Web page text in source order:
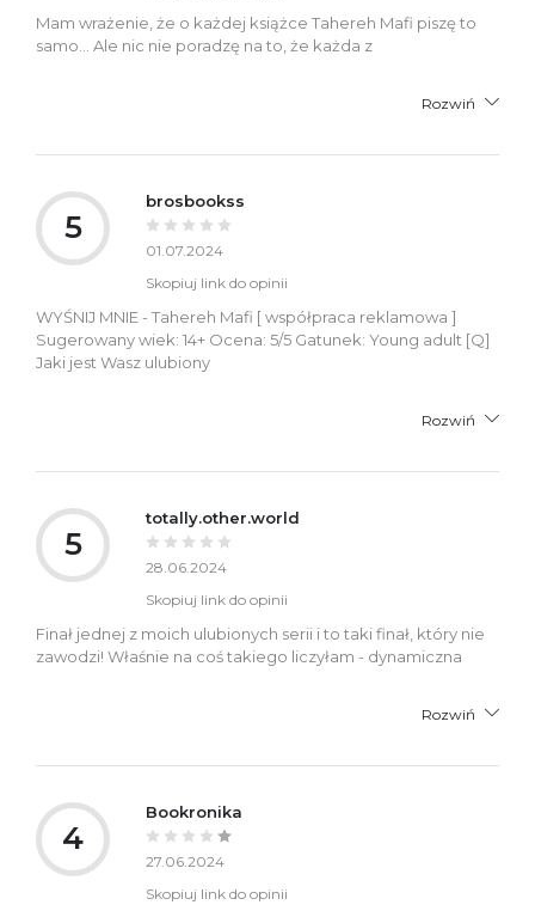
Mam wrażenie, że o każdej książce Tahereh Mafi piszę to
samo... Ale nic nie poradzę na to, że każda z
Rozwiń
5
brosbookss
01.07.2024
Skopiuj link do opinii
WYŚNIJ MNIE - Tahereh Mafi [ współpraca reklamowa ]
Sugerowany wiek: 14+ Ocena: 5/5 Gatunek: Young adult [Q]
Jaki jest Wasz ulubiony
Rozwiń
5
totally.other.world
28.06.2024
Skopiuj link do opinii
Finał jednej z moich ulubionych serii i to taki finał, który nie
zawodzi! Właśnie na coś takiego liczyłam - dynamiczna
Rozwiń
4
Bookronika
27.06.2024
Skopiuj link do opinii